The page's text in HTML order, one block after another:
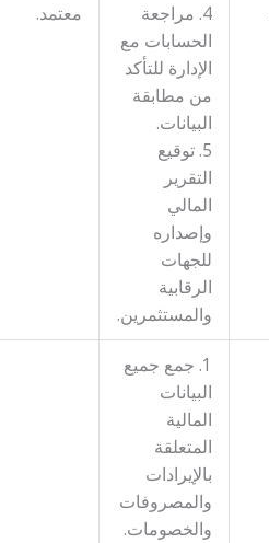
4. مراجعة
الحسابات مع
الإدارة للتأكد
من مطابقة
البيانات.
5. توقيع
التقرير
المالي
وإصداره
للجهات
الرقابية
والمستثمرين.
معتمد.
1. جمع جميع
البيانات
المالية
المتعلقة
بالإيرادات
والمصروفات
والخصومات.